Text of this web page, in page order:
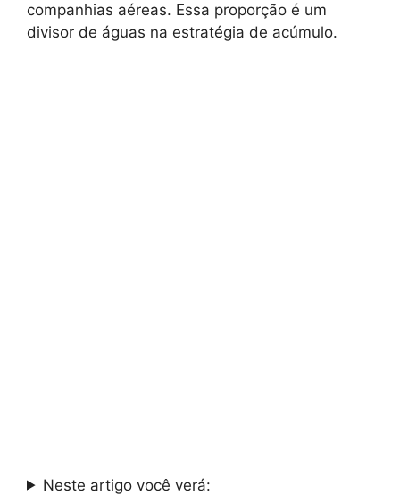
companhias aéreas. Essa proporção é um
divisor de águas na estratégia de acúmulo.
Neste artigo você verá: